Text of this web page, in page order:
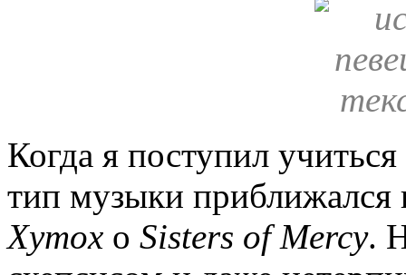
Когда я поступил
тип музыки
Xymox o Sisters of Mercy.